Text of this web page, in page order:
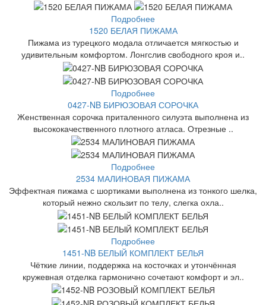
Подробнее
1520 БЕЛАЯ ПИЖАМА
Пижама из турецкого модала отличается мягкостью и
удивительным комфортом. Лонгслив свободного кроя и..
Подробнее
0427-NB БИРЮЗОВАЯ СОРОЧКА
Женственная сорочка приталенного силуэта выполнена из
высококачественного плотного атласа. Отрезные ..
Подробнее
2534 МАЛИНОВАЯ ПИЖАМА
Эффектная пижама с шортиками выполнена из тонкого шелка,
который нежно скользит по телу, слегка охла..
Подробнее
1451-NB БЕЛЫЙ КОМПЛЕКТ БЕЛЬЯ
Чёткие линии, поддержка на косточках и утончённая
кружевная отделка гармонично сочетают комфорт и эл..